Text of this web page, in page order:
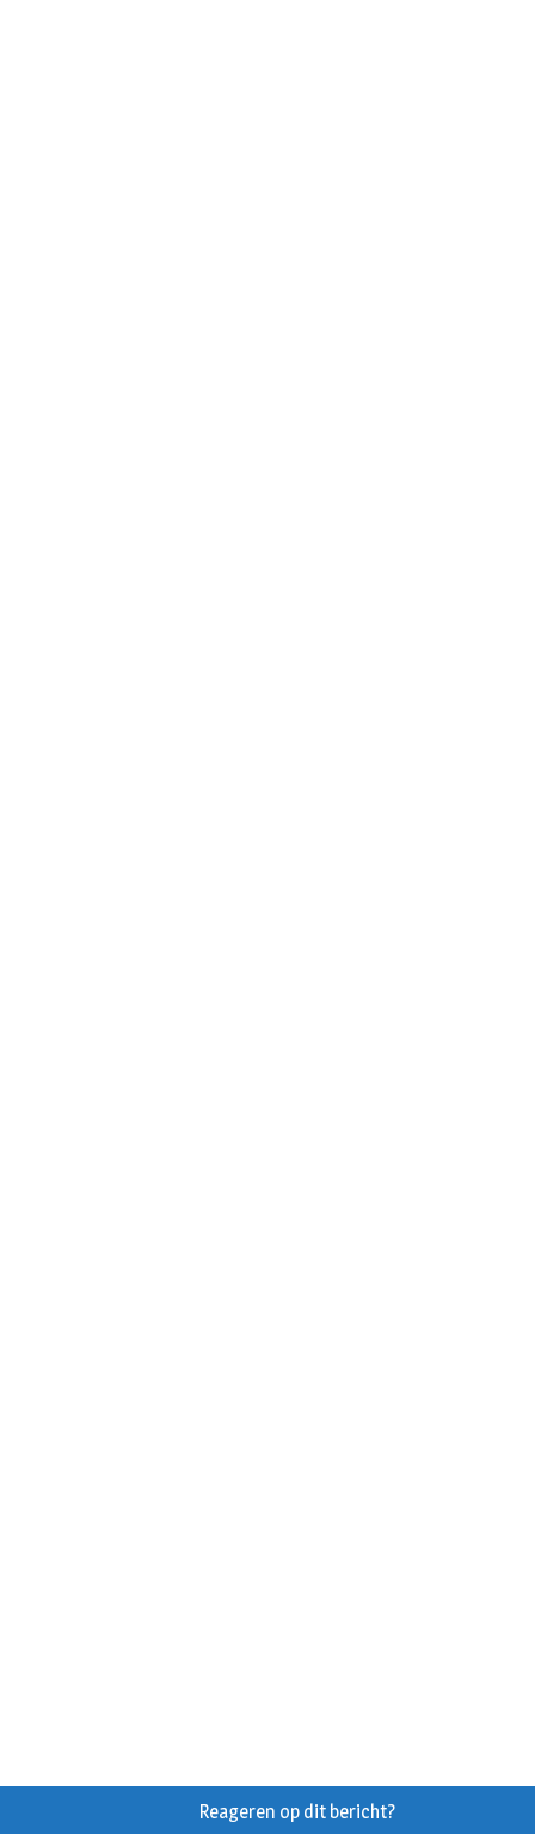
Reageren op dit bericht?